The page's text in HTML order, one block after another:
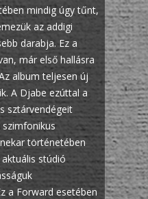
mindig úgy tűnt,
az addigi
darabja. Ez a
már első hallásra
album teljesen új
A Djabe ezúttal a
sztárvendégeit
történetében
stúdió
a Forward esetében